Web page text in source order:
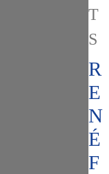
R
E
N
É
F
T
S